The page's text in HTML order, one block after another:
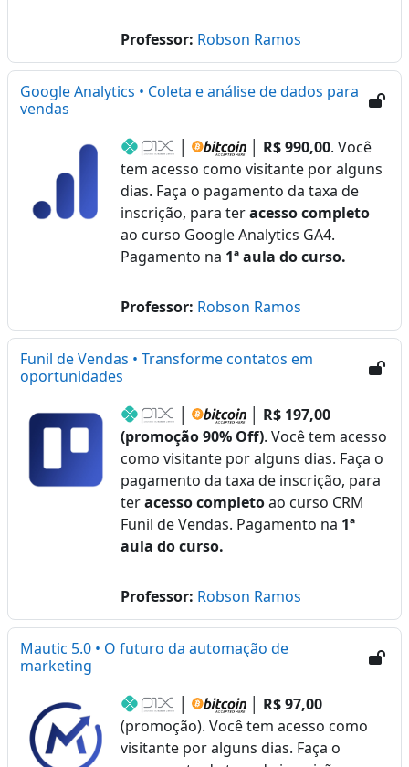
Professor: Robson Ramos
Google Analytics • Coleta e análise de dados para
vendas
R$ 990,00. Você
tem acesso como visitante por alguns
dias. Faça o pagamento da taxa de
inscrição, para teracesso completo
ao curso Google Analytics GA4.
Pagamento na 1ª aula do curso.
Professor: Robson Ramos
Funil de Vendas • Transforme contatos em
oportunidades
R$ 197,00
(promoção 90% Off). Você tem acesso
como visitante por alguns dias. Faça o
pagamento da taxa de inscrição, para
teracesso completoao curso CRM
Funil de Vendas. Pagamento na 1ª
aula do curso.
Professor: Robson Ramos
Mautic 5.0 • O futuro da automação de
marketing
R$ 97,00
(promoção). Você tem acesso como
visitante por alguns dias. Faça o